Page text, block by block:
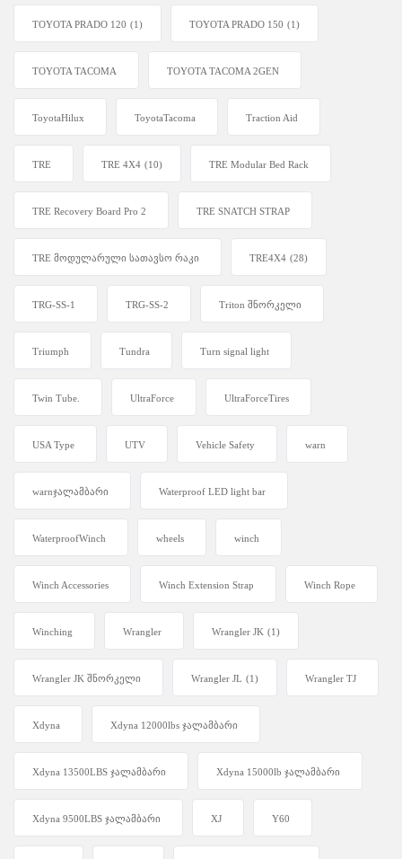
TOYOTA PRADO 120 (1) TOYOTA PRADO 150 (1)
TOYOTA TACOMA TOYOTA TACOMA 2GEN
ToyotaHilux ToyotaTacoma Traction Aid
TRE TRE 4X4 (10) TRE Modular Bed Rack
TRE Recovery Board Pro 2 TRE SNATCH STRAP
TRE მოდულარული სათავსო რაკი TRE4X4 (28)
TRG-SS-1 TRG-SS-2 Triton შნორკელი
Triumph Tundra Turn signal light
Twin Tube. UltraForce UltraForceTires
USA Type UTV Vehicle Safety warn
warnჯალამბარი Waterproof LED light bar
WaterproofWinch wheels winch
Winch Accessories Winch Extension Strap Winch Rope
Winching Wrangler Wrangler JK (1)
Wrangler JK შნორკელი Wrangler JL (1) Wrangler TJ
Xdyna Xdyna 12000lbs ჯალამბარი
Xdyna 13500LBS ჯალამბარი Xdyna 15000lb ჯალამბარი
Xdyna 9500LBS ჯალამბარი XJ Y60